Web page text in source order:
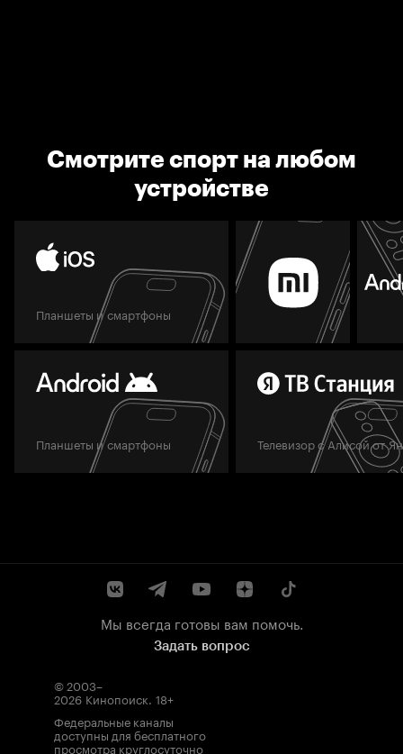
Смотрите спорт на любом
устройстве
Планшеты и смартфоны
Планшеты и смартфоны Телевизор с Алисой от
Мы всегда готовы вам помочь.
Задать вопрос
© 2003–
2026 Кинопоиск. 18+
Федеральные каналы
доступны для бесплатного
просмотра круглосуточно